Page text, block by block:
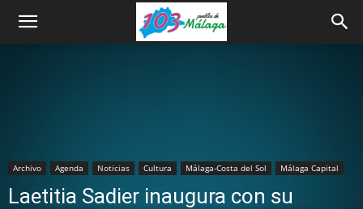
Archivo Agenda Noticias Cultura Málaga-Costa del Sol Málaga Capital
Laetitia Sadier inaugura con su